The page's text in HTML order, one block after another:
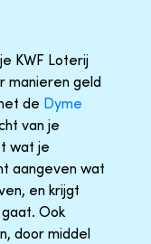
KWF Loterij
manieren geld
de Dyme
van je
wat je
aangeven wat
en krijgt
Ook
door middel